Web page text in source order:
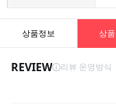
상품정보 상